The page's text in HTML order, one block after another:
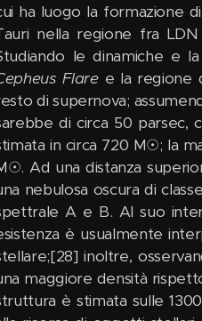
ha luogo la formazione
nella regione fra
le dinamiche e
Flaree la regione
di supernova;
di circa 50 parsec,
in circa 720 M☉; la
Ad una distanza
nebulosa oscura di
A e B. Al suo
è usualmente
inoltre,
maggiore densità
è stimata sulle